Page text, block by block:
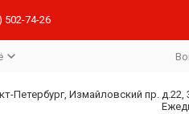
502-74-26
Петербург, Измайловский пр.